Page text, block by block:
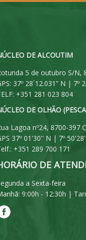
DE ALCOUTIM
5 de outubro S/N,
37º 28´12.031” N | 7º
+351 281 023 804
DE OLHÃO
Lagoa nº24, 8700-397
37º 01'30'' N | 7º
+351 289 700 171
DE
a Sexta-feira
9:00h - 12:30h |